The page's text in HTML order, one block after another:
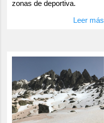
zonas de deportiva.
Leer más